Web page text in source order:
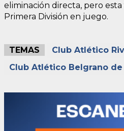
eliminación directa, pero
Primera División en juego.
TEMAS
Club Atlético
Club Atlético Belgrano de